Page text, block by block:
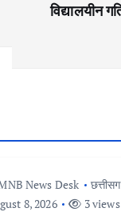
विद्यालयीन
News Desk
8, 2026
3 views